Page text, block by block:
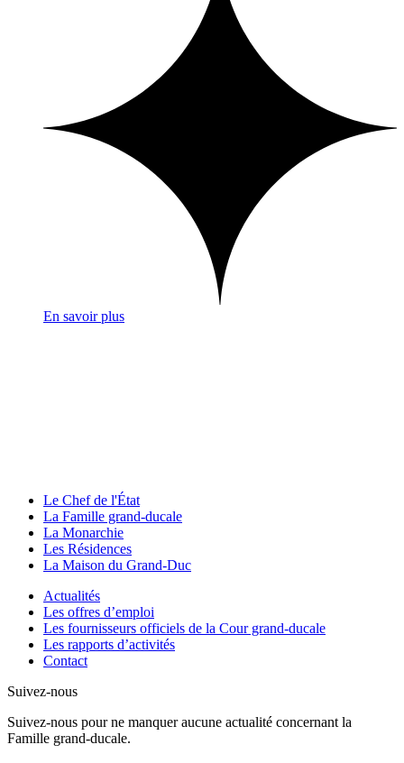
En savoir plus
Le Chef de l'État
La Famille grand-ducale
La Monarchie
Les Résidences
La Maison du Grand-Duc
Actualités
Les offres d’emploi
Les fournisseurs officiels de la Cour grand-ducale
Les rapports d’activités
Contact
Suivez-nous
Suivez-nous pour ne manquer aucune actualité concernant la
Famille grand-ducale.